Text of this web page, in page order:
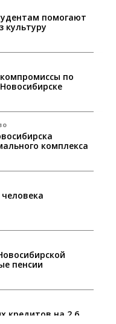
помогают
культуру
по
комплекса
пенсии
кредитов на 2,6